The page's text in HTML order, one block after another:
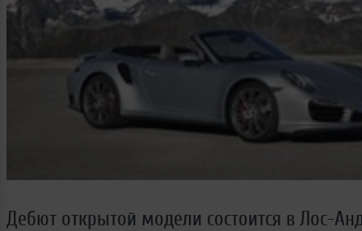
Дебют открытой модели состоится в Лос-